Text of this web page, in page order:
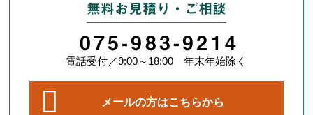
無料お見積り・ご相談
075-983-9214
電話受付／9:00～18:00 年末年始除く
メールの方はこちらから